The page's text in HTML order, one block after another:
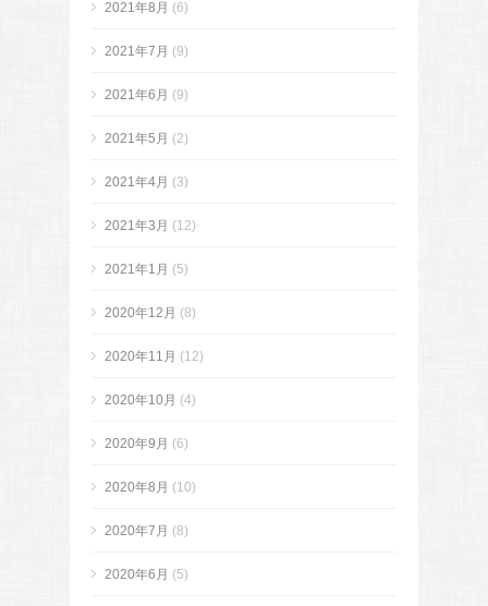
2021年8月 (6)
2021年7月 (9)
2021年6月 (9)
2021年5月 (2)
2021年4月 (3)
2021年3月 (12)
2021年1月 (5)
2020年12月 (8)
2020年11月 (12)
2020年10月 (4)
2020年9月 (6)
2020年8月 (10)
2020年7月 (8)
2020年6月 (5)